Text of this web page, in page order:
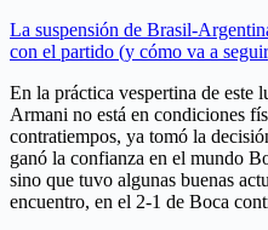
La suspensión de Brasil-
con el partido (y cómo va a
En la práctica vespertina de este
Armani no está en condiciones
contratiempos, ya tomó la
ganó la confianza en el mundo
sino que tuvo algunas buenas
encuentro, en el 2-1 de Boca